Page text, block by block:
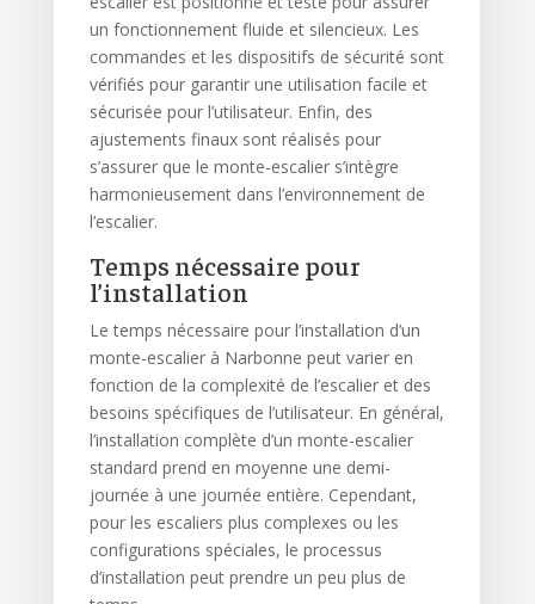
un fonctionnement fluide et silencieux. Les
commandes et les dispositifs de sécurité sont
vérifiés pour garantir une utilisation facile et
sécurisée pour l’utilisateur. Enfin, des
ajustements finaux sont réalisés pour
s’assurer que le monte-escalier s’intègre
harmonieusement dans l’environnement de
l’escalier.
Temps nécessaire pour
l’installation
Le temps nécessaire pour l’installation d’un
monte-escalier à Narbonne peut varier en
fonction de la complexité de l’escalier et des
besoins spécifiques de l’utilisateur. En général,
l’installation complète d’un monte-escalier
standard prend en moyenne une demi-
journée à une journée entière. Cependant,
pour les escaliers plus complexes ou les
configurations spéciales, le processus
d’installation peut prendre un peu plus de